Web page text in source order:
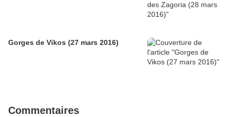
Gorges de Vikos (27 mars 2016)
Commentaires